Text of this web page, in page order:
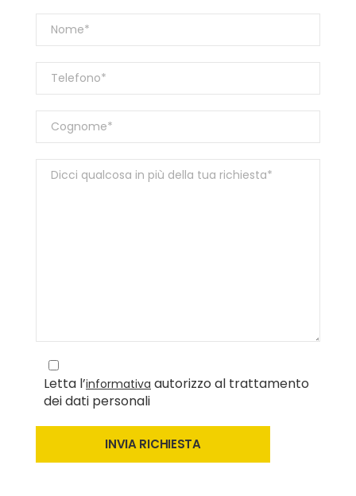
Letta l’informativa autorizzo al trattamento
dei dati personali